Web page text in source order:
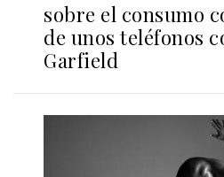
sobre el consumo
de unos teléfonos
Garfield